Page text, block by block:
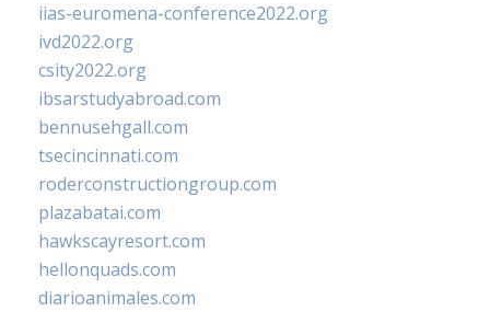
iias-euromena-conference2022.org
ivd2022.org
csity2022.org
ibsarstudyabroad.com
bennusehgall.com
tsecincinnati.com
roderconstructiongroup.com
plazabatai.com
hawkscayresort.com
hellonquads.com
diarioanimales.com